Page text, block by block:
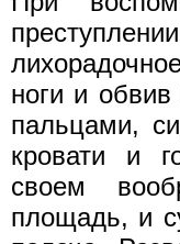
ноги и
пальцами,
кровати и
своем
площадь, и